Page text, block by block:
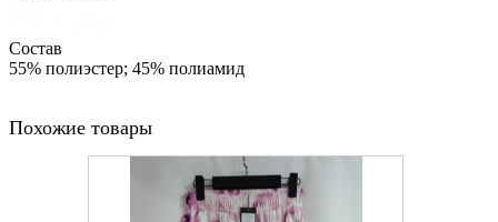
Состав
55% полиэстер; 45% полиамид
Похожие товары